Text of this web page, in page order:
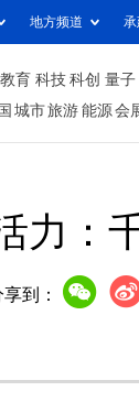
地方频道 承
教育 科技 科创 量子
城市旅游 能源 会
力：
到：